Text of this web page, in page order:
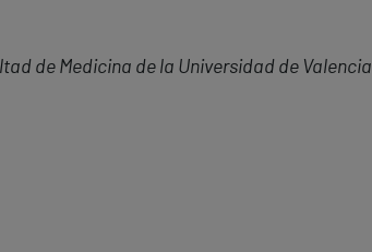
de Medicina de la Universidad de Valencia